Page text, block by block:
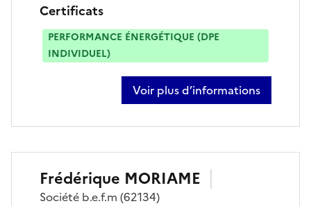
Certificats
PERFORMANCE ÉNERGÉTIQUE (DPE
INDIVIDUEL)
Voir plus d’informations
sur christophe offre
Frédérique MORIAME
Société b.e.f.m (62134)